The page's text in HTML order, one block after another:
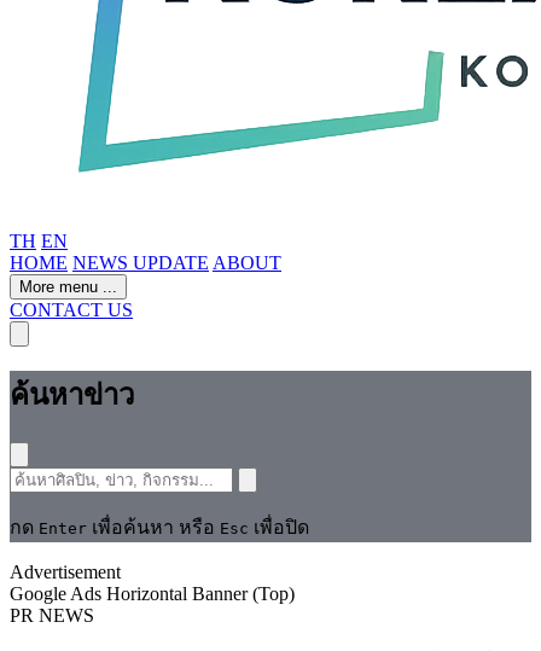
TH EN
HOME NEWS UPDATE ABOUT
More menu ...
CONTACT US
ค้นหาข่าว
กด Enter เพื่อค้นหา หรือ Esc เพื่อปิด
Advertisement
Google Ads Horizontal Banner (Top)
PR NEWS